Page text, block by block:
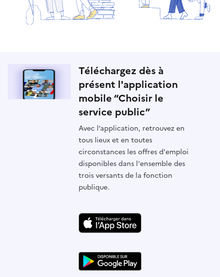
Téléchargez dès à
présent l'application
mobile “Choisir le
service public”
Avec l’application, retrouvez en
tous lieux et en toutes
circonstances les offres d'emploi
disponibles dans l'ensemble des
trois versants de la fonction
publique.